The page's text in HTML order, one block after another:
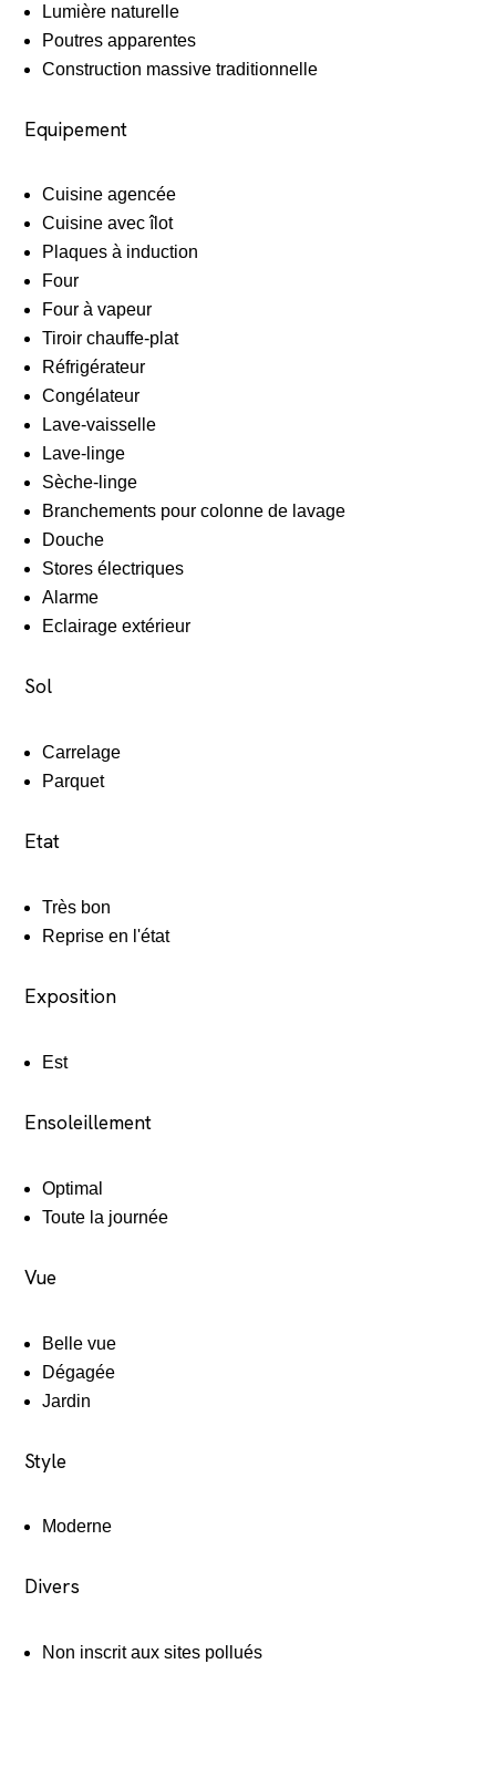
Lumière naturelle
Poutres apparentes
Construction massive traditionnelle
Equipement
Cuisine agencée
Cuisine avec îlot
Plaques à induction
Four
Four à vapeur
Tiroir chauffe-plat
Réfrigérateur
Congélateur
Lave-vaisselle
Lave-linge
Sèche-linge
Branchements pour colonne de lavage
Douche
Stores électriques
Alarme
Eclairage extérieur
Sol
Carrelage
Parquet
Etat
Très bon
Reprise en l'état
Exposition
Est
Ensoleillement
Optimal
Toute la journée
Vue
Belle vue
Dégagée
Jardin
Style
Moderne
Divers
Non inscrit aux sites pollués